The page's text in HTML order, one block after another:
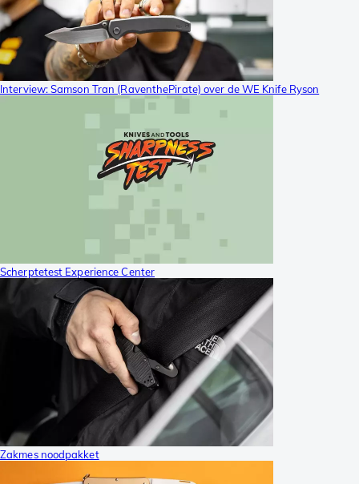
Interview: Samson Tran (RaventhePirate) over de WE Knife Ryson
Scherptetest Experience Center
Zakmes noodpakket